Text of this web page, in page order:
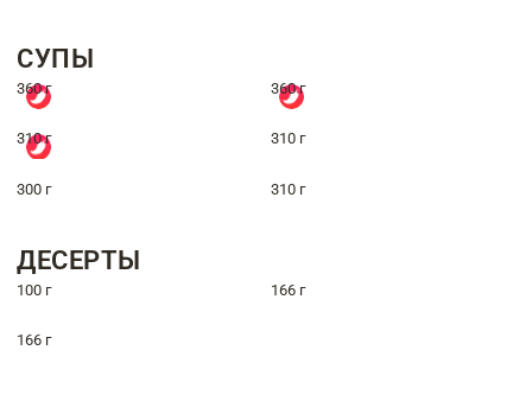
СУПЫ
360 г 360 г
310 г 310 г
300 г 310 г
ДЕСЕРТЫ
100 г 166 г
166 г